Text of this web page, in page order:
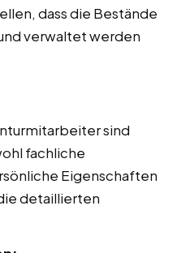
dass die Bestände
verwaltet werden
sind
fachliche
Eigenschaften
detaillierten